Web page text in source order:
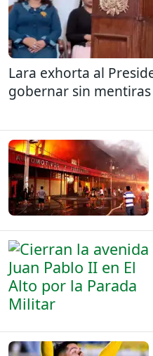
Lara exhorta al
gobernar sin mentiras